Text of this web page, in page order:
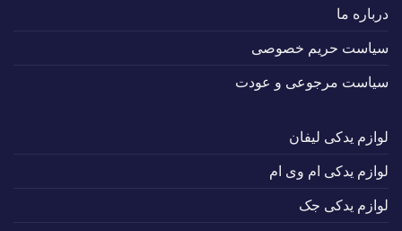
درباره ما
سیاست حریم خصوصی
سیاست مرجوعی و عودت
لوازم یدکی لیفان
لوازم یدکی ام وی ام
لوازم یدکی جک